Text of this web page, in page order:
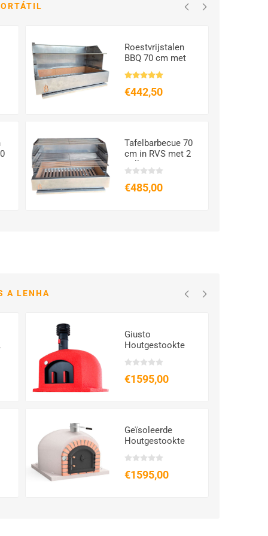
Roestvrijstalen
BBQ 70 cm met
vuurvaste
bakstenen
€442,50
Tafelbarbecue 70
cm in RVS met 2
grillroosters
€485,00
A LENHA
Giusto
Houtgestookte
Geïsoleerd & Klaar
voor Gebruik
€1595,00
Geïsoleerde
Houtgestookte
Hoogwaardige
Buitenoven voor
Pizza en Meer
€1595,00